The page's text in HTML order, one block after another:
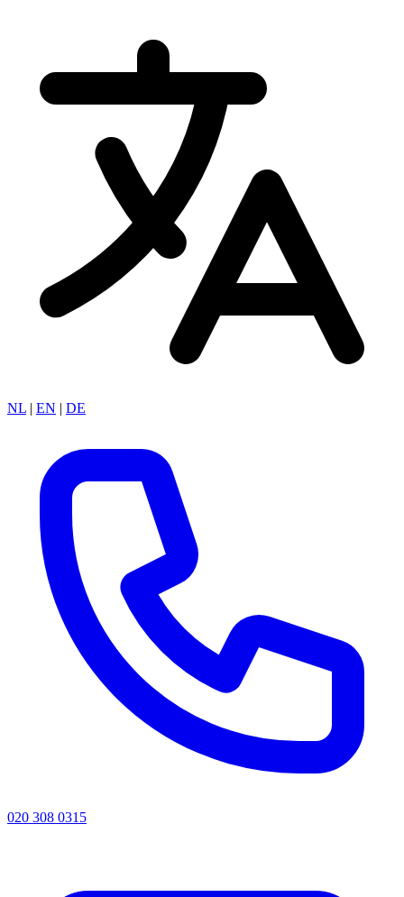
NL | EN | DE
020 308 0315